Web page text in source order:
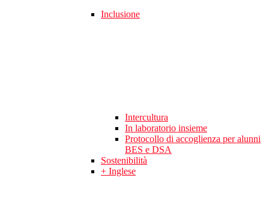
Inclusione
Intercultura
In laboratorio insieme
Protocollo di accoglienza per alunni
BES e DSA
Sostenibilità
+ Inglese